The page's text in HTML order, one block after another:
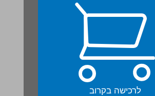
לרכישה בקרוב